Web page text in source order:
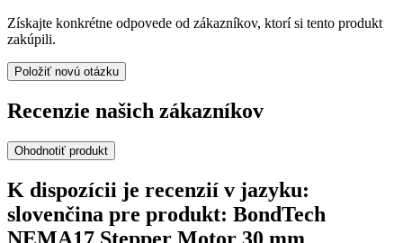
Získajte konkrétne odpovede od zákazníkov, ktorí si tento produkt
zakúpili.
Položiť novú otázku
Recenzie našich zákazníkov
Ohodnotiť produkt
K dispozícii je recenzií v jazyku:
slovenčina pre produkt: BondTech